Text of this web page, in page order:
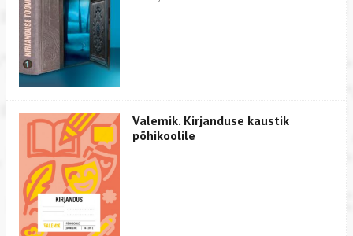
Valemik. Kirjanduse kaustik
põhikoolile